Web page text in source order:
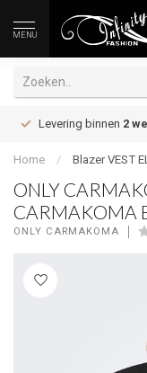
MENU
Levering binnen 2
Home / Blazer VEST
ONLY
CARMAKOMA
ONLY CARMAKOMA